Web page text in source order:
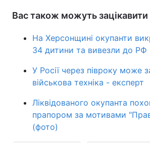
Вас також можуть
На Херсонщині окупанти
34 дитини та вивезли до
У Росії через півроку може
військова техніка - експерт
Ліквідованого окупанта
прапором за мотивами
(фото)